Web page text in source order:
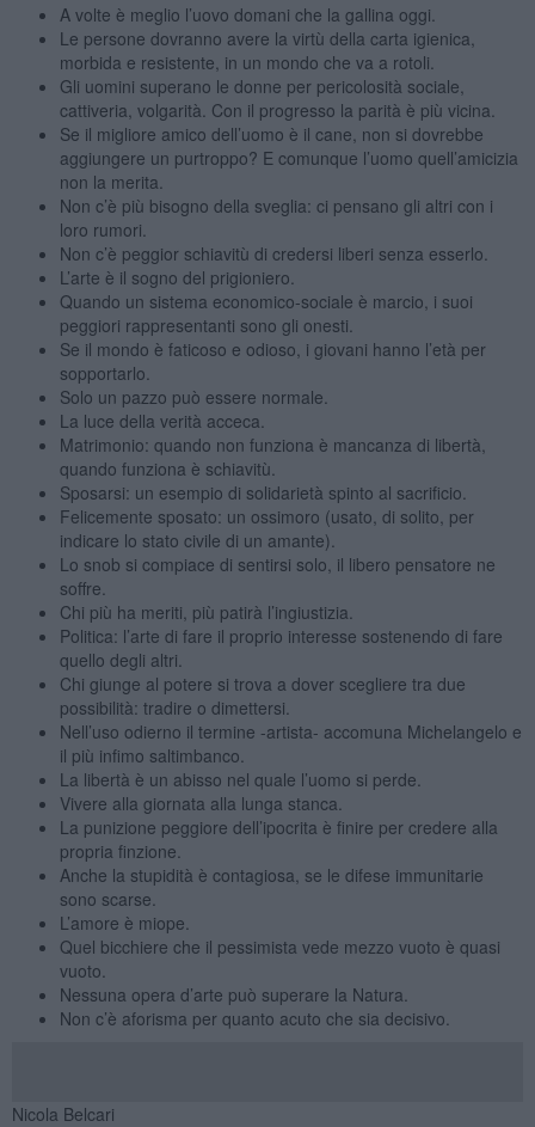
A volte è meglio l’uovo domani che la gallina oggi.
Le persone dovranno avere la virtù della carta igienica,
morbida e resistente, in un mondo che va a rotoli.
Gli uomini superano le donne per pericolosità sociale,
cattiveria, volgarità. Con il progresso la parità è più vicina.
Se il migliore amico dell’uomo è il cane, non si dovrebbe
aggiungere un purtroppo? E comunque l’uomo quell’amicizia
non la merita.
Non c’è più bisogno della sveglia: ci pensano gli altri con i
loro rumori.
Non c’è peggior schiavitù di credersi liberi senza esserlo.
L’arte è il sogno del prigioniero.
Quando un sistema economico-sociale è marcio, i suoi
peggiori rappresentanti sono gli onesti.
Se il mondo è faticoso e odioso, i giovani hanno l’età per
sopportarlo.
Solo un pazzo può essere normale.
La luce della verità acceca.
Matrimonio: quando non funziona è mancanza di libertà,
quando funziona è schiavitù.
Sposarsi: un esempio di solidarietà spinto al sacrificio.
Felicemente sposato: un ossimoro (usato, di solito, per
indicare lo stato civile di un amante).
Lo snob si compiace di sentirsi solo, il libero pensatore ne
soffre.
Chi più ha meriti, più patirà l’ingiustizia.
Politica: l’arte di fare il proprio interesse sostenendo di fare
quello degli altri.
Chi giunge al potere si trova a dover scegliere tra due
possibilità: tradire o dimettersi.
Nell’uso odierno il termine -artista- accomuna Michelangelo e
il più infimo saltimbanco.
La libertà è un abisso nel quale l’uomo si perde.
Vivere alla giornata alla lunga stanca.
La punizione peggiore dell’ipocrita è finire per credere alla
propria finzione.
Anche la stupidità è contagiosa, se le difese immunitarie
sono scarse.
L’amore è miope.
Quel bicchiere che il pessimista vede mezzo vuoto è quasi
vuoto.
Nessuna opera d’arte può superare la Natura.
Non c’è aforisma per quanto acuto che sia decisivo.
Nicola Belcari